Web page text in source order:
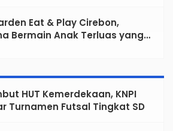
Eat & Play Cirebon,
Bermain Anak Terluas yang
Favorit Keluarga
HUT Kemerdekaan, KNPI
Turnamen Futsal Tingkat SD